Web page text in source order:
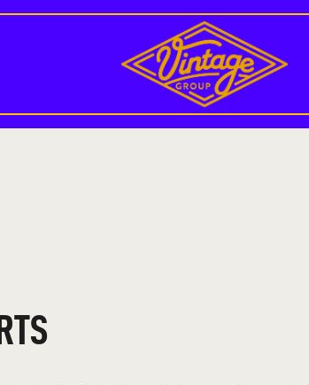
NOS ÉTABLISSEMENTS
COUPE DU MONDE 2026
BLOG